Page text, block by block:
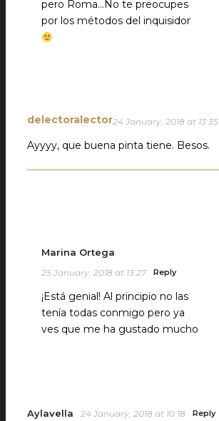
pero Roma…No te preocupes
por los métodos del inquisidor
delectoralector24 January, 2018 at 13:35
Ayyyy, que buena pinta tiene. Besos.
Marina Ortega
25 January, 2018 at 13:27 Reply
¡Está genial! Al principio no las
tenía todas conmigo pero ya
ves que me ha gustado mucho
Aylavella 24 January, 2018 at 10:18 Reply